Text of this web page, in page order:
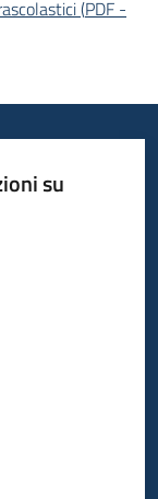
(PDF -
su